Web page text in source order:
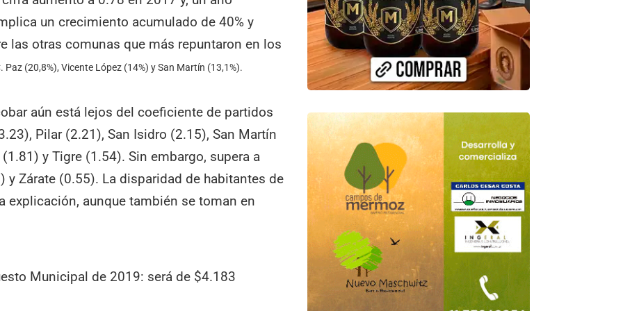
un crecimiento acumulado de 40% y
las otras comunas que más repuntaron en los
Paz (20,8%), Vicente López (14%) y San Martín (13,1%).
aún está lejos del coeficiente de partidos
Pilar (2.21), San Isidro (2.15), San Martín
y Tigre (1.54). Sin embargo, supera a
y Zárate (0.55). La disparidad de habitantes de
explicación, aunque también se toman en
Municipal de 2019: será de $4.183